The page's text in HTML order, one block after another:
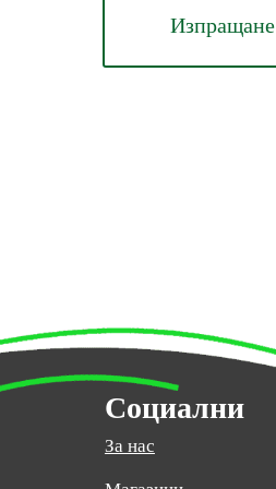
Изпращане
Социални
За нас